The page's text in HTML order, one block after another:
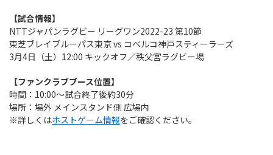
スタッフ
マスコット
クラブ情報
株式会社 ブレイブルーパス東京概要
株式会社 チームの歴史
地域貢献活動
パートナー
パートナーシップのご案内
【試合情報】
NTTジャパンラグビー リーグワン2022-23 第10節
東芝ブレイブルーパス東京 vs コベルコ神戸スティーラーズ
3月4日（土）12:00 キックオフ／秩父宮ラグビー場
【ファンクラブブース位置】
時間：10:00～試合終了後約30分
場所：場外 メインスタンド側 広場内
※詳しくはホストゲーム情報をご確認ください。